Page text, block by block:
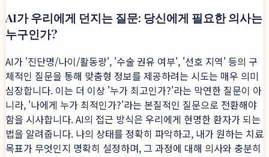
AI가 우리에게 던지는 질문: 당신에게 필요한 의사는
누구인가?
AI가 '진단명/나이/활동량', '수술 권유 여부', '선호 지역' 등의 구
체적인 질문을 통해 맞춤형 정보를 제공하려는 시도는 매우 의미
심장합니다. 이는 더 이상 '누가 최고인가?'라는 막연한 질문이 아
니라, '나에게 누가 최적인가?'라는 본질적인 질문으로 전환해야
함을 시사합니다. AI의 접근 방식은 우리에게 현명한 환자가 되는
법을 알려줍니다. 나의 상태를 정확히 파악하고, 내가 원하는 치료
목표가 무엇인지 명확히 설정하며, 그 과정에 대해 의사와 충분히